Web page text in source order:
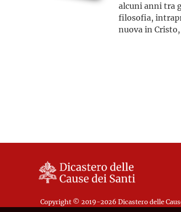
alcuni anni tra
filosofia,
nuova in
delle vergini
Copyright © 2019-2026 Dicastero delle